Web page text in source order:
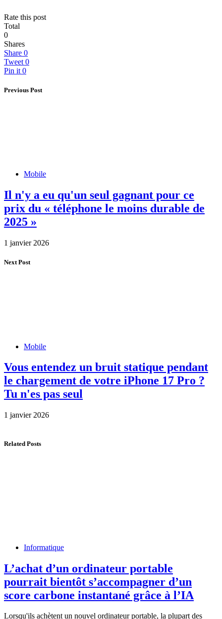
Rate this post
Total
0
Shares
Share 0
Tweet 0
Pin it 0
Previous Post
Mobile
Il n'y a eu qu'un seul gagnant pour ce
prix du « téléphone le moins durable de
2025 »
1 janvier 2026
Next Post
Mobile
Vous entendez un bruit statique pendant
le chargement de votre iPhone 17 Pro ?
Tu n'es pas seul
1 janvier 2026
Related Posts
Informatique
L’achat d’un ordinateur portable
pourrait bientôt s’accompagner d’un
score carbone instantané grâce à l’IA
Lorsqu'ils achètent un nouvel ordinateur portable, la plupart des